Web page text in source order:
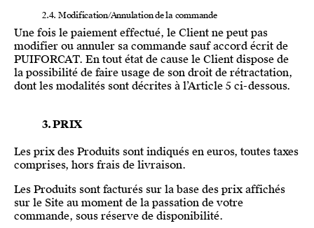
2.4. Modification/Annulation de la commande
Une fois le paiement effectué, le Client ne peut pas
modifier ou annuler sa commande sauf accord écrit de
PUIFORCAT. En tout état de cause le Client dispose de
la possibilité de faire usage de son droit de rétractation,
dont les modalités sont décrites à l’Article 5 ci-dessous.
3. PRIX
Les prix des Produits sont indiqués en euros, toutes taxes
comprises, hors frais de livraison.
Les Produits sont facturés sur la base des prix affichés
sur le Site au moment de la passation de votre
commande, sous réserve de disponibilité.